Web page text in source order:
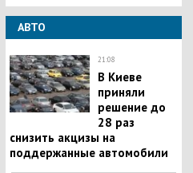
АВТО
21:08
В Киеве
приняли
решение до
28 раз
снизить акцизы на
поддержанные автомобили